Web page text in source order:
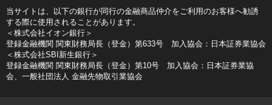
当サイトは、以下の銀行が同行の金融商品仲介をご利用のお客様へ勧誘
する際に使用されることがあります。
＜株式会社イオン銀行＞
登録金融機関 関東財務局長（登金）第633号 加入協会：日本証券業協会
＜株式会社SBI新生銀行＞
登録金融機関 関東財務局長（登金）第10号 加入協会：日本証券業協
会、一般社団法人 金融先物取引業協会